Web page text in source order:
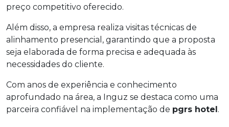
preço competitivo oferecido.
Além disso, a empresa realiza visitas técnicas de
alinhamento presencial, garantindo que a proposta
seja elaborada de forma precisa e adequada às
necessidades do cliente.
Com anos de experiência e conhecimento
aprofundado na área, a Inguz se destaca como uma
parceira confiável na implementação de pgrs hotel.